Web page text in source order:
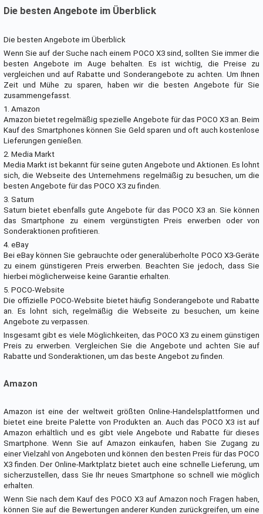
Die besten Angebote im Überblick
Die besten Angebote im Überblick
Wenn Sie auf der Suche nach einem POCO X3 sind, sollten Sie immer die
besten Angebote im Auge behalten. Es ist wichtig, die Preise zu
vergleichen und auf Rabatte und Sonderangebote zu achten. Um Ihnen
Zeit und Mühe zu sparen, haben wir die besten Angebote für Sie
zusammengefasst.
1. Amazon
Amazon bietet regelmäßig spezielle Angebote für das POCO X3 an. Beim
Kauf des Smartphones können Sie Geld sparen und oft auch kostenlose
Lieferungen genießen.
2. Media Markt
Media Markt ist bekannt für seine guten Angebote und Aktionen. Es lohnt
sich, die Webseite des Unternehmens regelmäßig zu besuchen, um die
besten Angebote für das POCO X3 zu finden.
3. Saturn
Saturn bietet ebenfalls gute Angebote für das POCO X3 an. Sie können
das Smartphone zu einem vergünstigten Preis erwerben oder von
Sonderaktionen profitieren.
4. eBay
Bei eBay können Sie gebrauchte oder generalüberholte POCO X3-Geräte
zu einem günstigeren Preis erwerben. Beachten Sie jedoch, dass Sie
hierbei möglicherweise keine Garantie erhalten.
5. POCO-Website
Die offizielle POCO-Website bietet häufig Sonderangebote und Rabatte
an. Es lohnt sich, regelmäßig die Webseite zu besuchen, um keine
Angebote zu verpassen.
Insgesamt gibt es viele Möglichkeiten, das POCO X3 zu einem günstigen
Preis zu erwerben. Vergleichen Sie die Angebote und achten Sie auf
Rabatte und Sonderaktionen, um das beste Angebot zu finden.
Amazon
Amazon ist eine der weltweit größten Online-Handelsplattformen und
bietet eine breite Palette von Produkten an. Auch das POCO X3 ist auf
Amazon erhältlich und es gibt viele Angebote und Rabatte für dieses
Smartphone. Wenn Sie auf Amazon einkaufen, haben Sie Zugang zu
einer Vielzahl von Angeboten und können den besten Preis für das POCO
X3 finden. Der Online-Marktplatz bietet auch eine schnelle Lieferung, um
sicherzustellen, dass Sie Ihr neues Smartphone so schnell wie möglich
erhalten.
Wenn Sie nach dem Kauf des POCO X3 auf Amazon noch Fragen haben,
können Sie auf die Bewertungen anderer Kunden zurückgreifen, um eine